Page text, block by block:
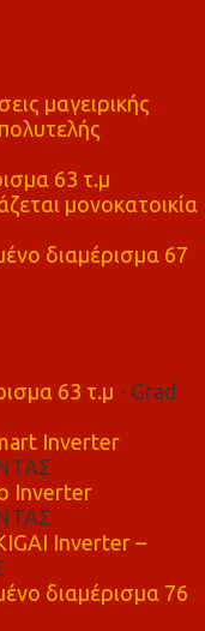
μαγειρικής
63 τ.μ
μονοκατοικία
διαμέρισμα 67
63 τ.μ - Grad
Inverter
Inverter
Inverter –
διαμέρισμα 76